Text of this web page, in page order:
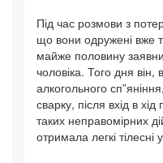
Під час розмови з
що вони одружені вже
майже половину
чоловіка. Того дня
алкогольного
сварку, після вхід в
таких неправомірних
отримала легкі